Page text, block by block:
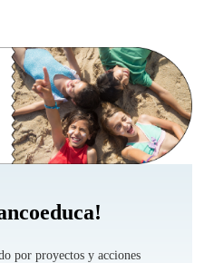
por proyectos y acciones